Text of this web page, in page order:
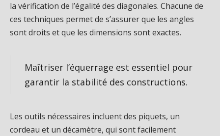
la vérification de l’égalité des diagonales. Chacune de
ces techniques permet de s’assurer que les angles
sont droits et que les dimensions sont exactes.
Maîtriser l’équerrage est essentiel pour
garantir la stabilité des constructions.
Les outils nécessaires incluent des piquets, un
cordeau et un décamètre, qui sont facilement